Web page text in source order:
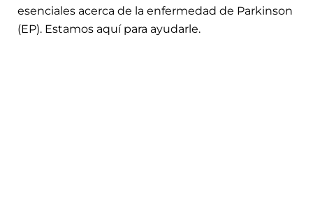
esenciales acerca de la enfermedad de Parkinson
(EP). Estamos aquí para ayudarle.